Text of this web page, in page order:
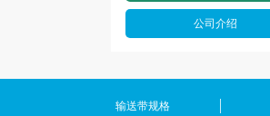
公司介绍
输送带规格